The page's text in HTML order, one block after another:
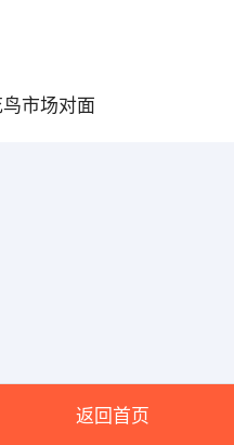
市场对面
返回首页